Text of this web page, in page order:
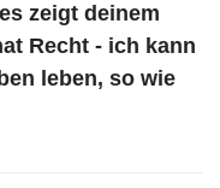
zeigt deinem
Recht - ich kann
leben, so wie